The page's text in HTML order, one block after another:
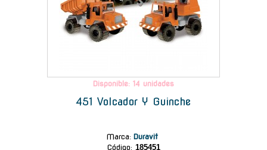
Disponible: 14 unidades
451 Volcador Y Guinche
Marca: Duravit
Código: 185451